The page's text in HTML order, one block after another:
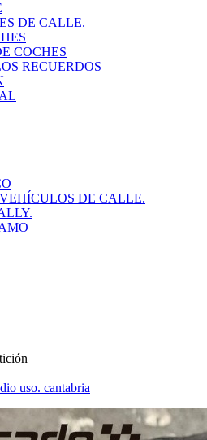
DE CALLE.
COCHES
RECUERDOS
DE CALLE.
uso. cantabria